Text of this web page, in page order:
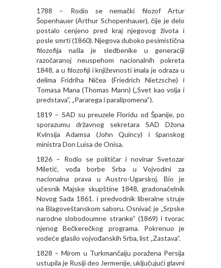
1788 – Rodio se nemački filozof Artur
Šopenhauer (Arthur Schopenhauer), čije je delo
postalo cenjeno pred kraj njegovog života i
posle smrti (1860). Njegova duboko pesimistična
filozofija našla je sledbenike u generaciji
razočaranoj neuspehom nacionalnih pokreta
1848, a u filozofiji i književnosti imala je odraza u
delima Fridriha Ničea (Friedrich Nietzsche) i
Tomasa Mana (Thomas Mann) („Svet kao volja i
predstava“, „Pararega i paralipomena“).
1819 – SAD su preuzele Floridu od Španije, po
sporazumu državnog sekretara SAD Džona
Kvinsija Adamsa (John Quincy) i španskog
ministra Don Luisa de Onisa.
1826 – Rodio se političar i novinar Svetozar
Miletić, vođa borbe Srba u Vojvodini za
nacionalna prava u Austro-Ugarskoj. Bio je
učesnik Majske skupštine 1848, gradonačelnik
Novog Sada 1861. i predvodnik liberalne struje
na Blagoveštanskom saboru. Osnivač je „Srpske
narodne slobodoumne stranke“ (1869) i tvorac
njenog Bečkerečkog programa. Pokrenuo je
vodeće glasilo vojvođanskih Srba, list „Zastava“.
1828 – Mirom u Turkmančaiju poražena Persija
ustupila je Rusiji deo Jermenije, uključujući glavni